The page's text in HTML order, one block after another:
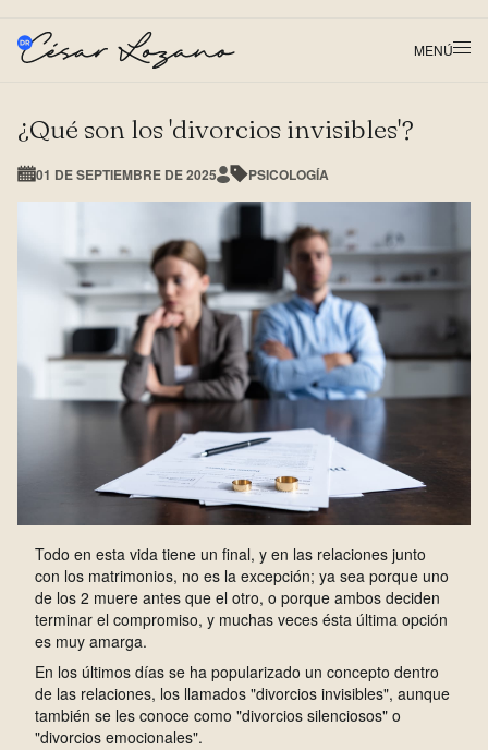
MENÚ
¿Qué son los 'divorcios invisibles'?
01 DE SEPTIEMBRE DE 2025 PSICOLOGÍA
Todo en esta vida tiene un final, y en las relaciones junto
con los matrimonios, no es la excepción; ya sea porque uno
de los 2 muere antes que el otro, o porque ambos deciden
terminar el compromiso, y muchas veces ésta última opción
es muy amarga.
En los últimos días se ha popularizado un concepto dentro
de las relaciones, los llamados "divorcios invisibles", aunque
también se les conoce como "divorcios silenciosos" o
"divorcios emocionales".